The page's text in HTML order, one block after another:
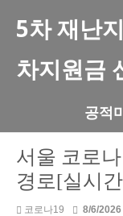
5차 재난
차지원금
공적
서울 코로
경로[실시
코로나19 8/6/2026